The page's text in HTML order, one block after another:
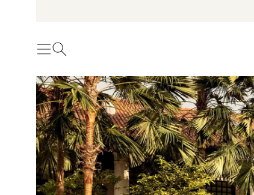
MenyÖppna sök